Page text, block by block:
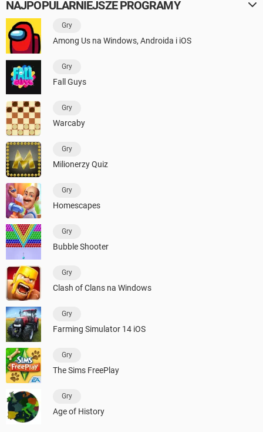
NAJPOPULARNIEJSZE PROGRAMY
Gry
Among Us na Windows, Androida i iOS
Gry
Fall Guys
Gry
Warcaby
Gry
Milionerzy Quiz
Gry
Homescapes
Gry
Bubble Shooter
Gry
Clash of Clans na Windows
Gry
Farming Simulator 14 iOS
Gry
The Sims FreePlay
Gry
Age of History